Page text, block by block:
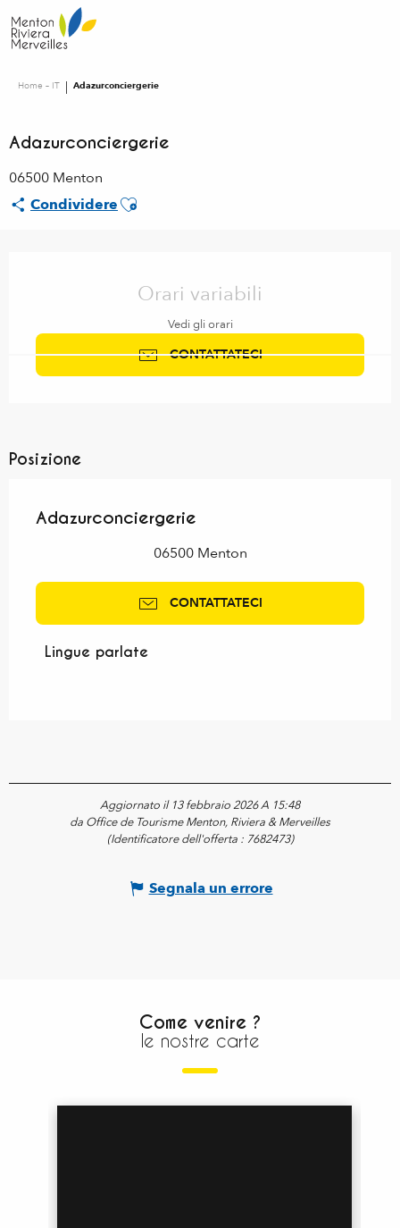
au
contenu
Home – IT Adazurconciergerie
Adazurconciergerie
06500 Menton
CondividereAjouter aux favoris
Orari variabili
Vedi gli orari
CONTATTATECI
Posizione
Adazurconciergerie
06500 Menton
CONTATTATECI
Lingue parlate
Lingue parlate
Aggiornato il 13 febbraio 2026 A 15:48
da Office de Tourisme Menton, Riviera & Merveilles
(Identificatore dell'offerta : 7682473)
Segnala un errore
Come venire ?
le nostre carte